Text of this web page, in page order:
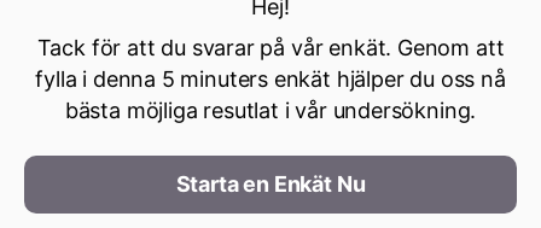
Hej!
Tack för att du svarar på vår enkät. Genom att
fylla i denna 5 minuters enkät hjälper du oss nå
bästa möjliga resutlat i vår undersökning.
Starta en Enkät Nu